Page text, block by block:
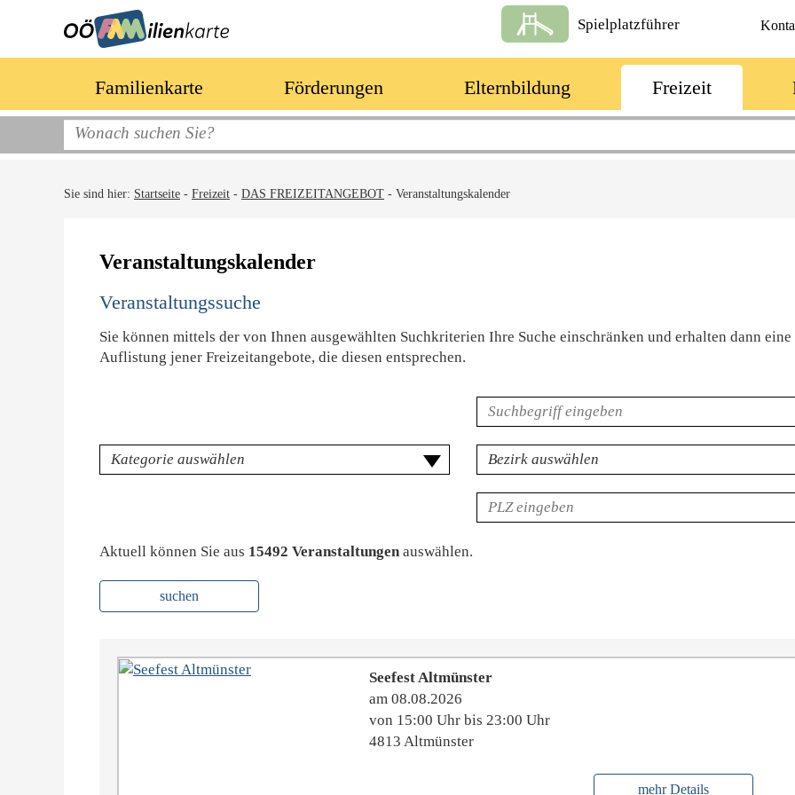
Spielplatzführer
Familienkarte Förderungen Elternbildung Freizeit
Sie sind hier: Startseite - Freizeit - DAS FREIZEITANGEBOT - Veranstaltungskalender
Veranstaltungskalender
Veranstaltungssuche
Sie können mittels der von Ihnen ausgewählten Suchkriterien Ihre Suche einschränken und erhalten dann eine
Auflistung jener Freizeitangebote, die diesen entsprechen.
Kategorie
Volltextsuche
für
Veranstaltungen
Bezirk
PLZ
Aktuell können Sie aus 15492 Veranstaltungenauswählen.
suchen
Seefest Altmünster
am 08.08.2026
von 15:00 Uhr bis 23:00 Uhr
4813 Altmünster
mehr Details